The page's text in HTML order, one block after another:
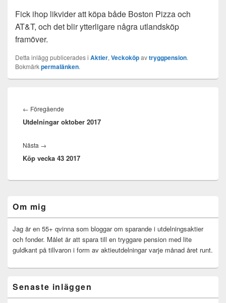
Fick ihop likvider att köpa både Boston Pizza och
AT&T, och det blir ytterligare några utlandsköp
framöver.
Detta inlägg publicerades i Aktier, Veckoköpavtryggpension.
Bokmärkpermalänken.
← Föregående
inlägg:
Utdelningar oktober 2017
Nästa →
inlägg:
Köp vecka 43 2017
sidofältet
Widget
område
Om mig
Jag är en 55+ qvinna som bloggar om sparande i utdelningsaktier
och fonder. Målet är att spara till en tryggare pension med lite
guldkant på tillvaron i form av aktieutdelningar varje månad året runt.
Senaste inläggen